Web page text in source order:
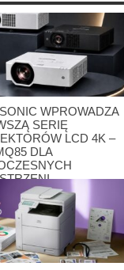
WPROWADZA
SERIĘ
LCD 4K –
DLA
2026